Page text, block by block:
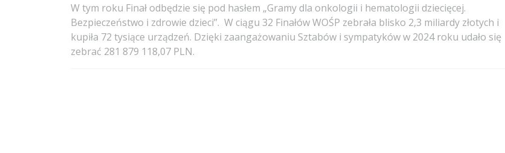
W tym roku Finał odbędzie się pod hasłem „Gramy dla onkologii i hematologii dziecięcej.
Bezpieczeństwo i zdrowie dzieci”. W ciągu 32 Finałów WOŚP zebrała blisko 2,3 miliardy złotych i
kupiła 72 tysiące urządzeń. Dzięki zaangażowaniu Sztabów i sympatyków w 2024 roku udało się
zebrać 281 879 118,07 PLN.